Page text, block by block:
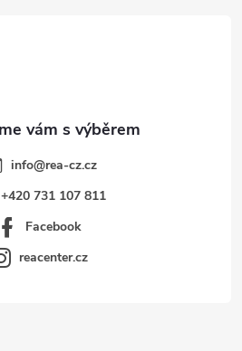
info@rea-cz.cz
+420 731 107 811
Facebook
reacenter.cz